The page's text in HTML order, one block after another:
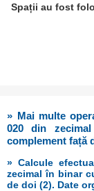
Spații au fost
» Mai multe
020 din
complement față
» Calcule
zecimal în binar
de doi (2). Date